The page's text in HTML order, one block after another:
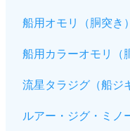
船用オモリ（胴突き）
船用カラーオモリ（
流星タラジグ（船ジ
ルアー・ジグ・ミノ